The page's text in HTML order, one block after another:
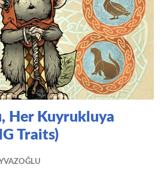
Her Kuyrukluya
Traits)